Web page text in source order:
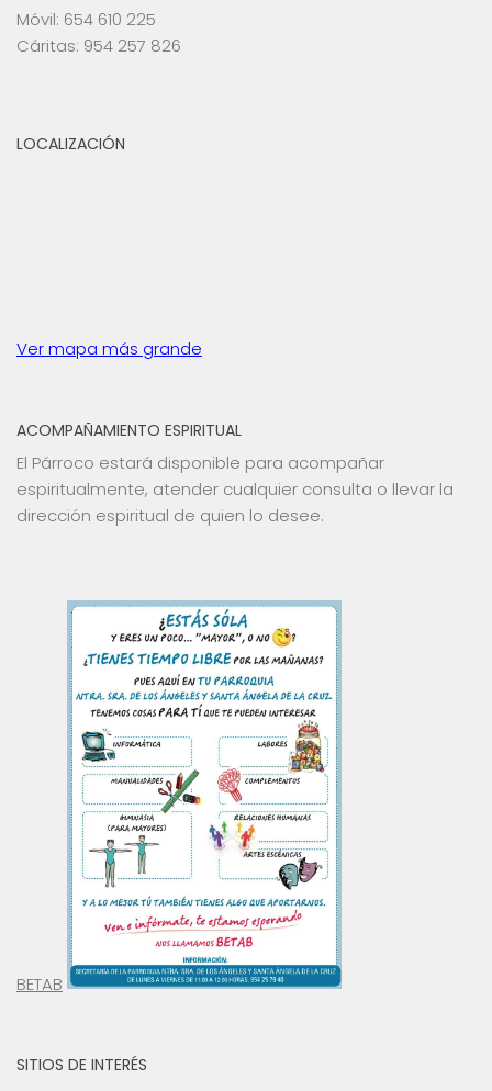
Móvil: 654 610 225
Cáritas: 954 257 826
LOCALIZACIÓN
Ver mapa más grande
ACOMPAÑAMIENTO ESPIRITUAL
El Párroco estará disponible para acompañar
espiritualmente, atender cualquier consulta o llevar la
dirección espiritual de quien lo desee.
BETAB
SITIOS DE INTERÉS